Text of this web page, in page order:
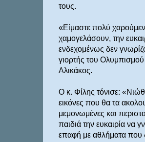
τους.
«Είμαστε πολύ
χαμογελάσουν, την
ενδεχομένως δεν
γιορτής του
Αλικάκος.
Ο κ. Φίλης τόνισε:
εικόνες που θα τα
μεμονωμένες και
παιδιά την ευκαιρία να
επαφή με αθλήματα που